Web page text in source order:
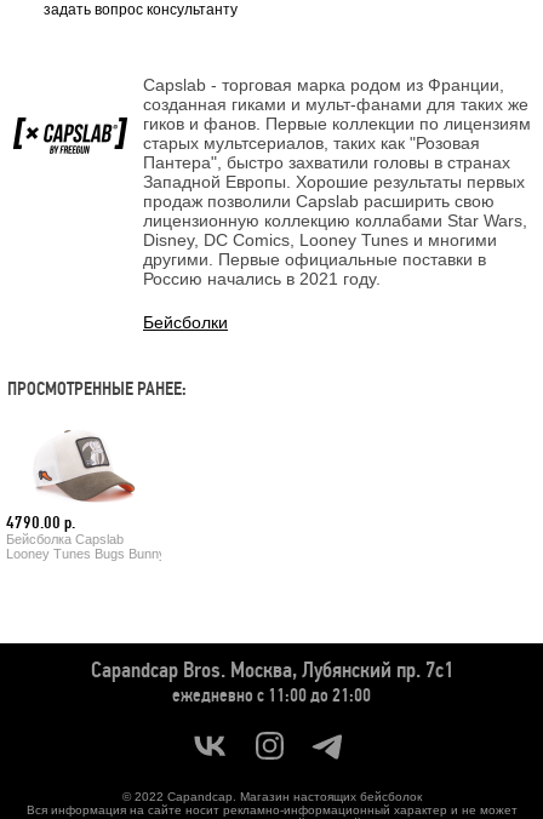
задать вопрос консультанту
Capslab - торговая марка родом из Франции,
созданная гиками и мульт-фанами для таких же
гиков и фанов. Первые коллекции по лицензиям
старых мультсериалов, таких как "Розовая
Пантера", быстро захватили головы в странах
Западной Европы. Хорошие результаты первых
продаж позволили Capslab расширить свою
лицензионную коллекцию коллабами Star Wars,
Disney, DC Comics, Looney Tunes и многими
другими. Первые официальные поставки в
Россию начались в 2021 году.
Бейсболки
ПРОСМОТРЕННЫЕ РАНЕЕ:
4790.00 р.
Бейсболка Capslab
Looney Tunes Bugs Bunny (сream olive)
Capandcap Bros. Москва, Лубянский пр. 7с1
ежедневно с 11:00 до 21:00
© 2022 Capandcap. Магазин настоящих бейсболок
Вся информация на сайте носит рекламно-информационный характер и не может